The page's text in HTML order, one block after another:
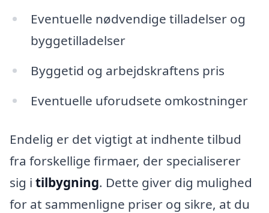
Eventuelle nødvendige tilladelser og
byggetilladelser
Byggetid og arbejdskraftens pris
Eventuelle uforudsete omkostninger
Endelig er det vigtigt at indhente tilbud
fra forskellige firmaer, der specialiserer
sig i tilbygning. Dette giver dig mulighed
for at sammenligne priser og sikre, at du